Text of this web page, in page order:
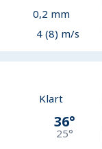
0,2 mm
4 (8) m/s
Klart
36°
25°